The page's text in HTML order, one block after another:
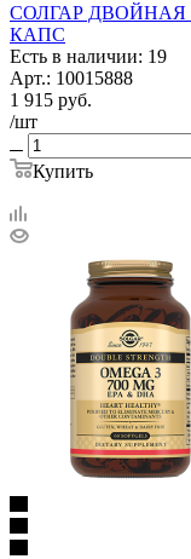
СОЛГАР ДВОЙНАЯ
КАПС
Есть в наличии: 19
Арт.: 10015888
1 915 руб.
/шт
Купить